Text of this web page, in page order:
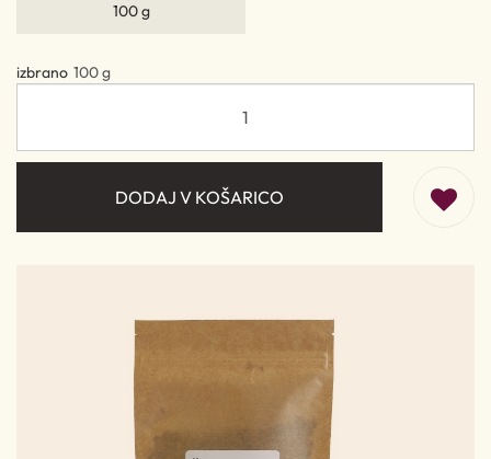
100 g
izbrano 100 g
DODAJ V KOŠARICO